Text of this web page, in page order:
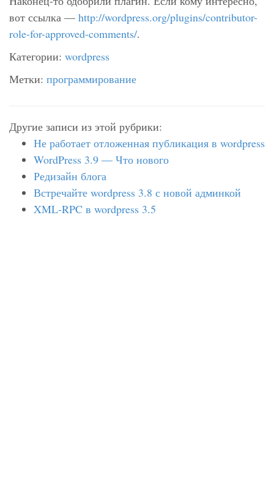
вот ссылка — http://wordpress.org/plugins/contributor-
role-for-approved-comments/.
Категории: wordpress
Метки: программирование
Другие записи из этой рубрики:
Не работает отложенная публикация в wordpress
WordPress 3.9 — Что нового
Редизайн блога
Встречайте wordpress 3.8 с новой админкой
XML-RPC в wordpress 3.5